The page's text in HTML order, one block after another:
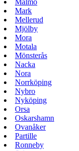
Malmö
Mark
Mellerud
Mjölby
Mora
Motala
Mönsterås
Nacka
Nora
Norrköping
Nybro
Nyköping
Orsa
Oskarshamn
Ovanåker
Partille
Ronneby